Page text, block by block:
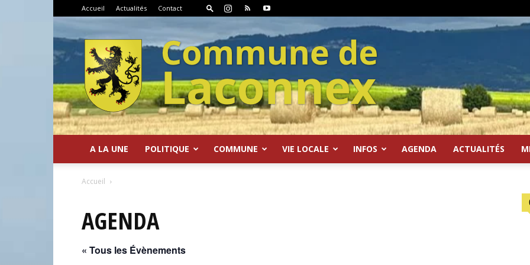
Accueil Actualités Contact
A LA UNE POLITIQUE COMMUNE VIE LOCALE INFOS AGENDA ACTUALITÉS
Accueil
AGENDA
« Tous les Évènements